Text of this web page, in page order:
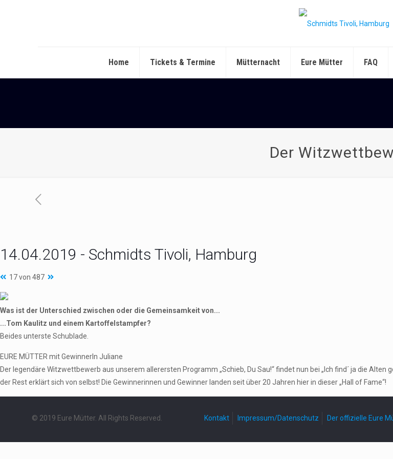
Home Tickets & Termine Mütternacht Eure Mütter FAQ
Der
14.04.2019 - Schmidts Tivoli, Hamburg
17 von 487
Was ist der Unterschied zwischen oder die Gemeinsamkeit von...
...Tom Kaulitz und einem Kartoffelstampfer?
Beides unterste Schublade.
EURE MÜTTER mit GewinnerIn Juliane
Der legendäre Witzwettbewerb aus unserem allerersten Programm „Schieb, Du Sau!“ findet nun bei „Ich find´ ja die
der Rest erklärt sich von selbst! Die Gewinnerinnen und Gewinner landen seit über 20 Jahren hier in dieser „Hall of Fame“!
© 2019 Eure Mütter. All Rights Reserved. Kontakt Impressum/Datenschutz Der offizielle Eure